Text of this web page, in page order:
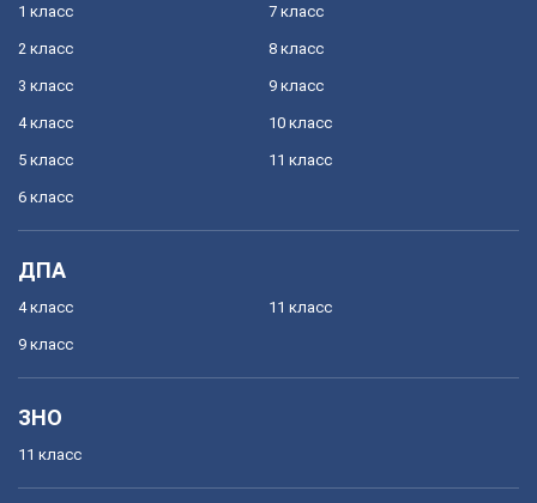
1 класс
2 класс
3 класс
4 класс
5 класс
6 класс
7 класс
8 класс
9 класс
10 класс
11 класс
ДПА
4 класс
9 класс
11 класс
ЗНО
11 класс